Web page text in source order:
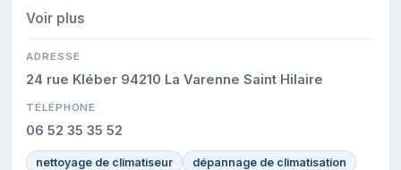
conformité sur les interventions réalisées.
Voir plus
ADRESSE
24 rue Kléber 94210 La Varenne Saint Hilaire
TÉLÉPHONE
06 52 35 35 52
nettoyage de climatiseur
dépannage de climatisation